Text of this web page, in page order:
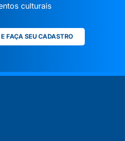
culturais
FAÇA SEU CADASTRO